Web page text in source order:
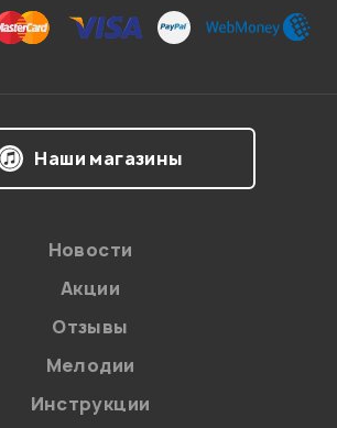
Наши магазины
Новости
Акции
Отзывы
Мелодии
Инструкции